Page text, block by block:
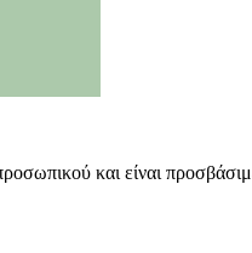
και είναι